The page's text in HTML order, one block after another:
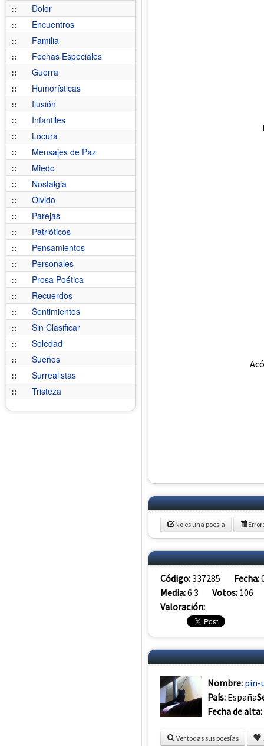
::
Dolor
::
Encuentros
::
Familia
::
Fechas Especiales
::
Guerra
::
Humorísticas
::
Ilusión
::
Infantiles
::
Locura
::
Mensajes de Paz
::
Miedo
::
Nostalgia
::
Olvido
::
Parejas
::
Patrióticos
::
Pensamientos
::
Personales
::
Prosa Poética
::
Recuerdos
::
Sentimientos
::
Sin Clasificar
::
Soledad
::
Sueños
::
Surrealistas
::
Tristeza
No es una poesia
Código:337285 Fecha:
Media:6.3 Votos: 106
Valoración:
Nombre: pin-
País: España
Fecha de alta:
Ver todas sus poesías